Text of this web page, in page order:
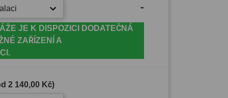
-
JE K DISPOZICI DODATEČNÁ
ZAŘÍZENÍ A
2 140,00 Kč)